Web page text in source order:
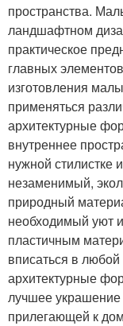
пространства.
ландшафтном
практическое
главных
изготовления
применяться
архитектурные
внутреннее
нужной стилистке
незаменимый,
природный
необходимый уют
пластичным
вписаться в
архитектурные
лучшее украшение
прилегающей к